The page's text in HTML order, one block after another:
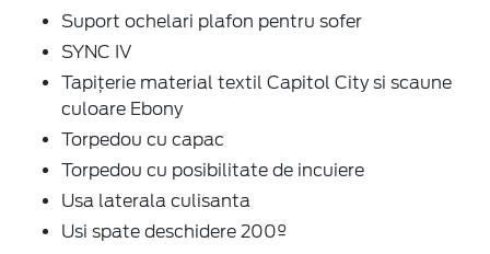
Suport ochelari plafon pentru sofer
SYNC IV
Tapițerie material textil Capitol City si scaune
culoare Ebony
Torpedou cu capac
Torpedou cu posibilitate de incuiere
Usa laterala culisanta
Usi spate deschidere 200º